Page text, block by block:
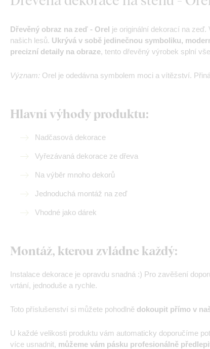
Dřevěný obraz na zeď - Orel je originální dekorací na
našich lesů. Ukrývá v sobě jedinečnou symboliku,
precizní detaily na obraze, tento dřevěný výrobek splní
Význam: Orel je odedávna symbolem moci a vítězství.
Hlavní výhody produktu:
Nadčasová dekorace
Vyřezávaná dekorace ze dřeva
Na výběr mnoho dekorů
Jednoduchá montáž na zeď
Vhodné jako dárek
Montáž, kterou zvládne každý:
Instalace dekorace je opravdu snadná :) Pro zavěšení
vrtání, jednoduše a rychle.
Toto příslušenství si můžete pohodlně dokoupit přímo v
U každé velikosti produktu vám automaticky doporučíme
více usnadnit, můžeme vám pásku profesionálně